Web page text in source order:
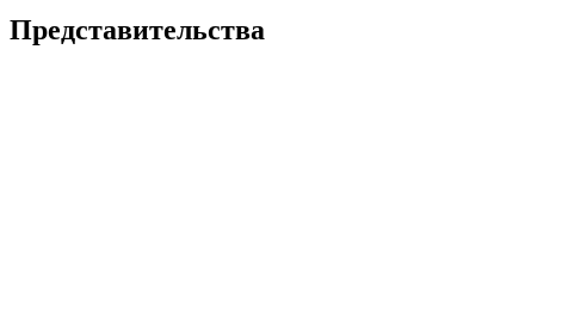
Представительства